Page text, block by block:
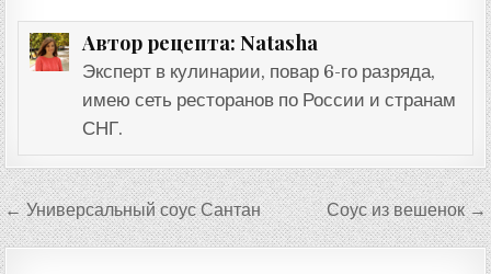
Автор рецепта: Natasha
Эксперт в кулинарии, повар 6-го разряда,
имею сеть ресторанов по России и странам
СНГ.
Навигация
по
← Универсальный соус Сантан Соус из вешенок →